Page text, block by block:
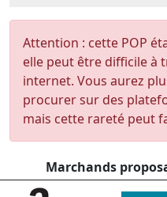
Attention : cette POP
elle peut être difficile à
internet. Vous aurez
procurer sur des
mais cette rareté peut
Marchands